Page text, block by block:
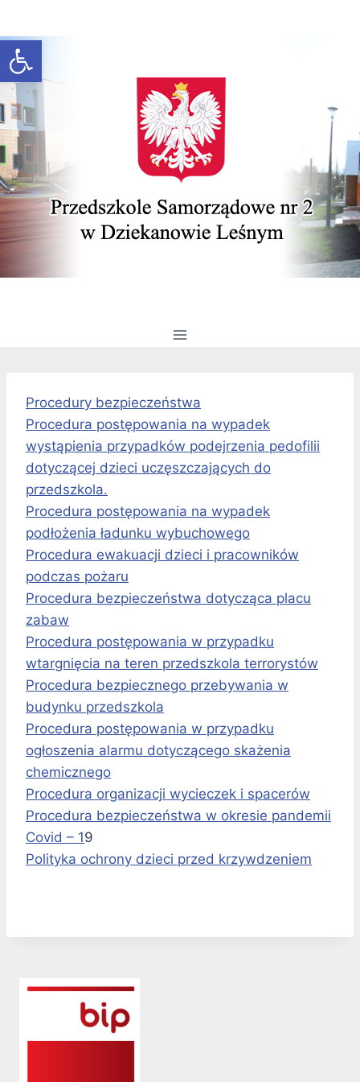
Otwórz pasek narzędzi
Procedury bezpieczeństwa
Procedura postępowania na wypadek
wystąpienia przypadków podejrzenia pedofilii
dotyczącej dzieci uczęszczających do
przedszkola.
Procedura postępowania na wypadek
podłożenia ładunku wybuchowego
Procedura ewakuacji dzieci i pracowników
podczas pożaru
Procedura bezpieczeństwa dotycząca placu
zabaw
Procedura postępowania w przypadku
wtargnięcia na teren przedszkola terrorystów
Procedura bezpiecznego przebywania w
budynku przedszkola
Procedura postępowania w przypadku
ogłoszenia alarmu dotyczącego skażenia
chemicznego
Procedura organizacji wycieczek i spacerów
Procedura bezpieczeństwa w okresie pandemii
Covid – 19
Polityka ochrony dzieci przed krzywdzeniem